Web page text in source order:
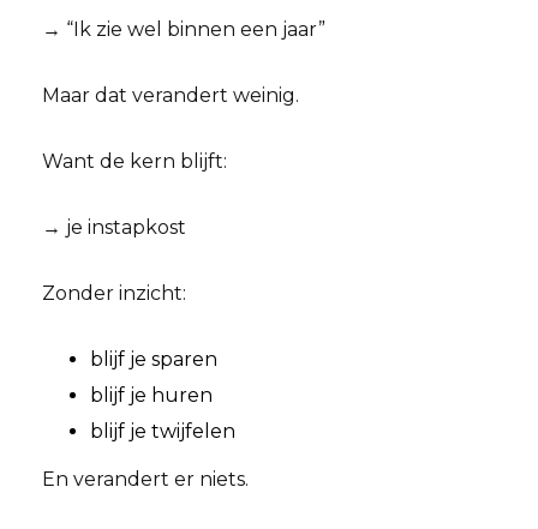
→ “Ik zie wel binnen een jaar”
Maar dat verandert weinig.
Want de kern blijft:
→ je instapkost
Zonder inzicht:
blijf je sparen
blijf je huren
blijf je twijfelen
En verandert er niets.